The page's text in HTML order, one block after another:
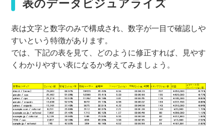
表のデータビジュアライズ
表は文字と数字のみで構成され、数字が一目で確認しや
すいという特徴があります。
では、下記の表を見て、どのように修正すれば、見やす
くわかりやすい表になるか考えてみましょう。